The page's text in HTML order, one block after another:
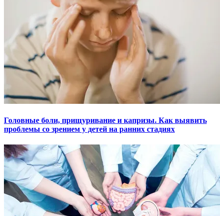
Головные боли, прищуривание и капризы. Как выявить
проблемы со зрением у детей на ранних стадиях